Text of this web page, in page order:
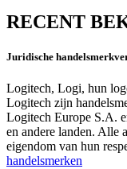
RECENT
Juridische
Logitech, Logi, hun
Logitech zijn
Logitech Europe S.A.
en andere landen. Alle
eigendom van hun
handelsmerken